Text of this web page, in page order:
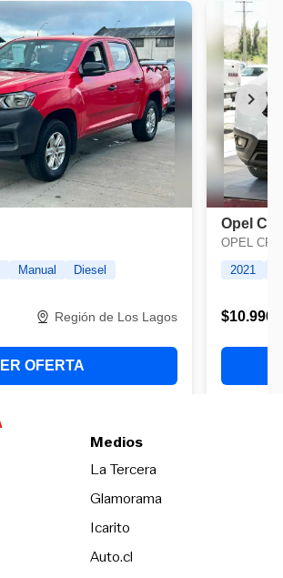
Medios
La TerceraOpens in new
Glamorama
Icarito
Auto.cl